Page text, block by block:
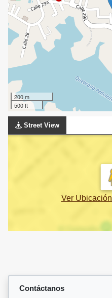
200 m
500 ft
Street View
Ver Ubicación
Contáctanos